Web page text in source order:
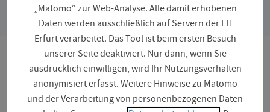
Sie
sind
hier:
Fakultäten und Fachrichtungen › Wirtschaft-Logistik-
Jobs mit einem BWL-
Studium: Ihre
„Matomo“ zur Web-Analyse. Alle damit erhobenen
Daten werden ausschließlich auf Servern der FH
Erfurt verarbeitet. Das Tool ist beim ersten Besuch
unserer Seite deaktiviert. Nur dann, wenn Sie
ausdrücklich einwilligen, wird Ihr Nutzungsverhalten
anonymisiert erfasst. Weitere Hinweise zu Matomo
und der Verarbeitung von personenbezogenen Daten